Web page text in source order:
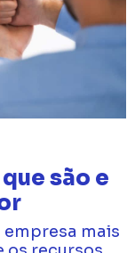
são e
mais